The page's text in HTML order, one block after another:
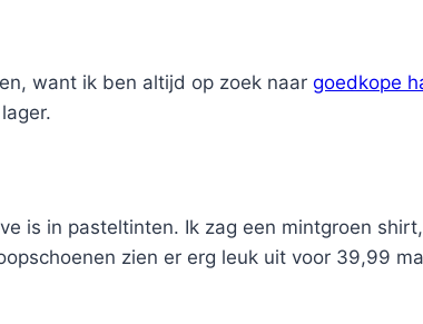
want ik ben altijd op zoek naar goedkope
is in pasteltinten. Ik zag een mintgroen
zien er erg leuk uit voor 39,99